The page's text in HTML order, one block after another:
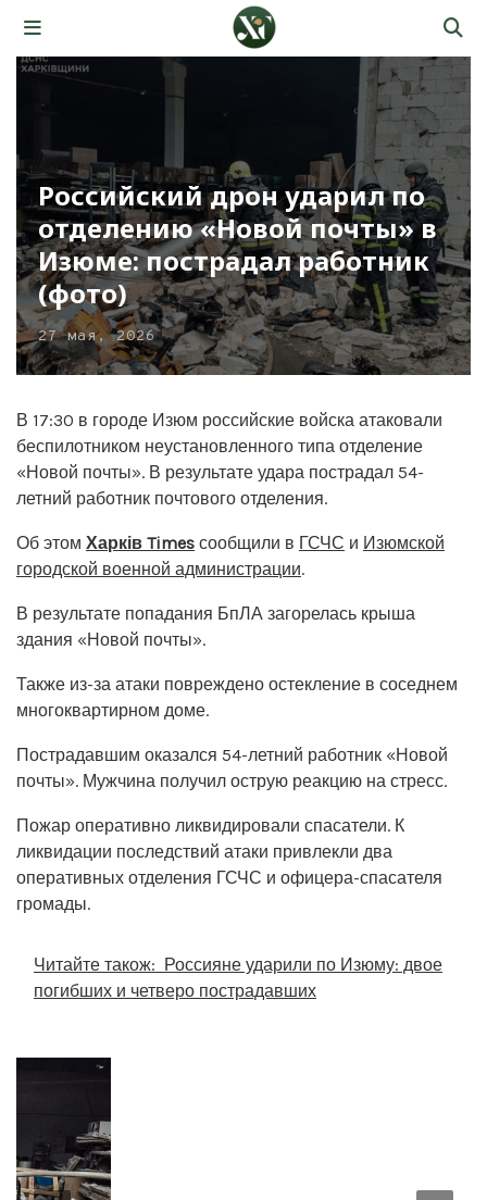
Российский дрон ударил по
отделению «Новой почты» в
Изюме: пострадал работник
(фото)
27 мая, 2026
В 17:30 в городе Изюм российские войска атаковали
беспилотником неустановленного типа отделение
«Новой почты». В результате удара пострадал 54-
летний работник почтового отделения.
Об этом Харків Times сообщили в ГСЧС и Изюмской
городской военной администрации.
В результате попадания БпЛА загорелась крыша
здания «Новой почты».
Также из-за атаки повреждено остекление в соседнем
многоквартирном доме.
Пострадавшим оказался 54-летний работник «Новой
почты». Мужчина получил острую реакцию на стресс.
Пожар оперативно ликвидировали спасатели. К
ликвидации последствий атаки привлекли два
оперативных отделения ГСЧС и офицера-спасателя
громады.
Читайте також: Россияне ударили по Изюму: двое
погибших и четверо пострадавших